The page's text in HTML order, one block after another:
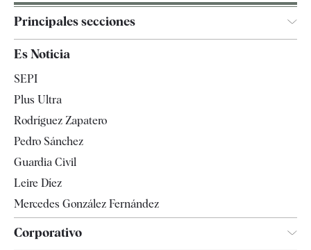
Principales secciones
España
Televisión
Es Noticia
SEPI
Plus Ultra
Rodríguez Zapatero
Pedro Sánchez
Guardia Civil
Leire Díez
Mercedes González Fernández
Corporativo